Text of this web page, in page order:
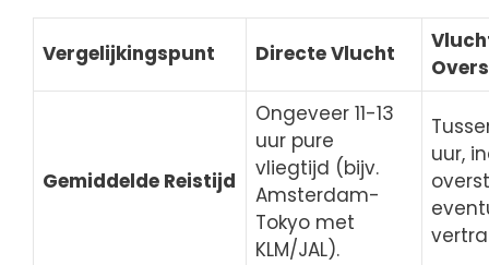
Vergelijkingspunt Directe Vlucht
Gemiddelde Reistijd
Ongeveer 11-13
uur pure
vliegtijd (bijv.
Amsterdam-
Tokyo met
KLM/JAL).
uur,